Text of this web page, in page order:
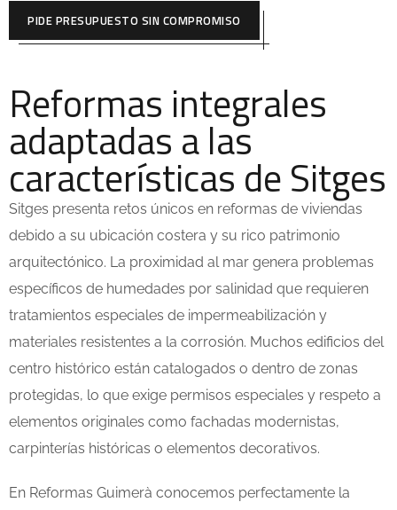
PIDE PRESUPUESTO SIN COMPROMISO
Reformas integrales
adaptadas a las
características de Sitges
Sitges presenta retos únicos en reformas de viviendas
debido a su ubicación costera y su rico patrimonio
arquitectónico. La proximidad al mar genera problemas
específicos de humedades por salinidad que requieren
tratamientos especiales de impermeabilización y
materiales resistentes a la corrosión. Muchos edificios del
centro histórico están catalogados o dentro de zonas
protegidas, lo que exige permisos especiales y respeto a
elementos originales como fachadas modernistas,
carpinterías históricas o elementos decorativos.
En Reformas Guimerà conocemos perfectamente la